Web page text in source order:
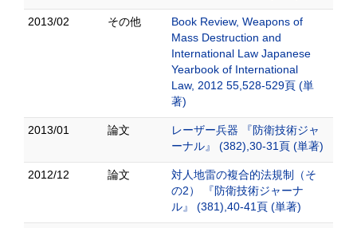
2013/02 その他
Book Review, Weapons of
Mass Destruction and
International Law Japanese
Yearbook of International
Law, 2012 55,528-529頁 (単
著)
2013/01 論文
レーザー兵器 『防衛技術ジャ
ーナル』 (382),30-31頁 (単著)
2012/12 論文
対人地雷の複合的法規制（そ
の2） 『防衛技術ジャーナ
ル』 (381),40-41頁 (単著)